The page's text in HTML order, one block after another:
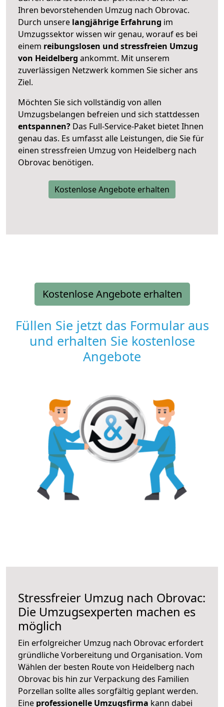
Ihren bevorstehenden Umzug nach Obrovac.
Durch unsere langjährige Erfahrung im
Umzugssektor wissen wir genau, worauf es bei
einem reibungslosen und stressfreien Umzug
von Heidelberg ankommt. Mit unserem
zuverlässigen Netzwerk kommen Sie sicher ans
Ziel.
Möchten Sie sich vollständig von allen
Umzugsbelangen befreien und sich stattdessen
entspannen? Das Full-Service-Paket bietet Ihnen
genau das. Es umfasst alle Leistungen, die Sie für
einen stressfreien Umzug von Heidelberg nach
Obrovac benötigen.
Kostenlose Angebote erhalten
Kostenlose Angebote erhalten
Füllen Sie jetzt das Formular aus
und erhalten Sie kostenlose
Angebote
Stressfreier Umzug nach Obrovac:
Die Umzugsexperten machen es
möglich
Ein erfolgreicher Umzug nach Obrovac erfordert
gründliche Vorbereitung und Organisation. Vom
Wählen der besten Route von Heidelberg nach
Obrovac bis hin zur Verpackung des Familien
Porzellan sollte alles sorgfältig geplant werden.
Eine professionelle Umzugsfirma kann dabei